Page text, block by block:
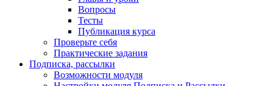
Вопросы
Тесты
Публикация курса
Проверьте себя
Практические задания
Подписка, рассылки
Возможности модуля